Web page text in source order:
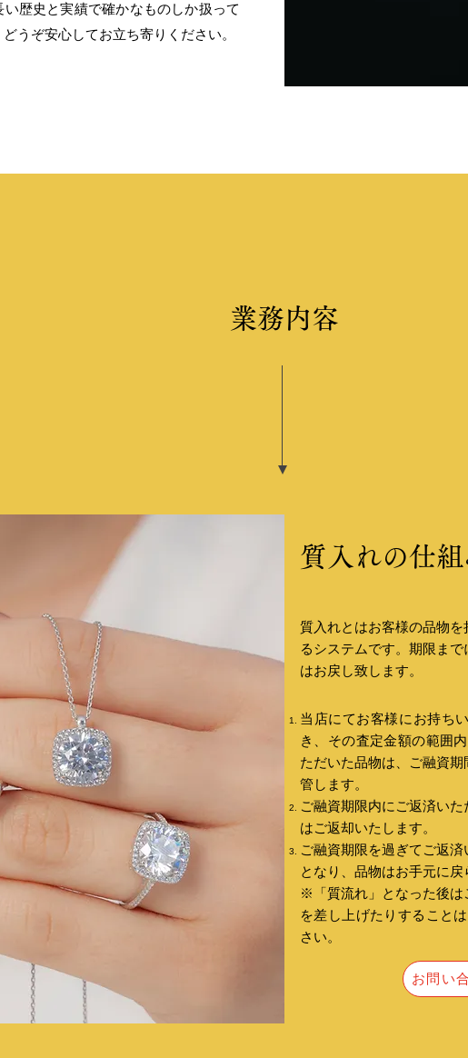
い歴史と実績で確かなものしか扱って
どうぞ安心してお立ち寄りください。
​業務内容
質入れの仕
質入れとはお客様の品物
るシステムです。期限ま
はお戻し致します。
当店にてお客様にお持ち
き、その査定金額の範囲
ただいた品物は、ご融資
管します。
ご融資期限内にご返済い
はご返却いたします。
ご融資期限を過ぎてご返済
となり、品物はお手元に戻
※「質流れ」となった後は
を差し上げたりすること
さい。
お問い